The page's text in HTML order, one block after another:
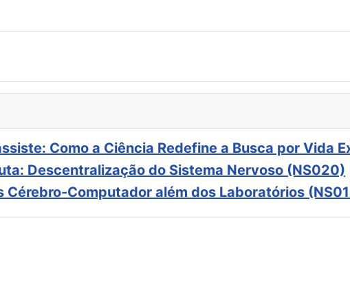
Como a Ciência Redefine a Busca por Vida
Descentralização do Sistema Nervoso (NS020)
Computador além dos Laboratórios